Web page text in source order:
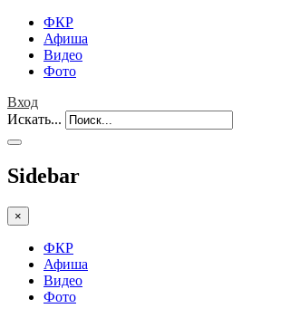
ФКР
Афиша
Видео
Фото
Вход
Искать...
Sidebar
×
ФКР
Афиша
Видео
Фото